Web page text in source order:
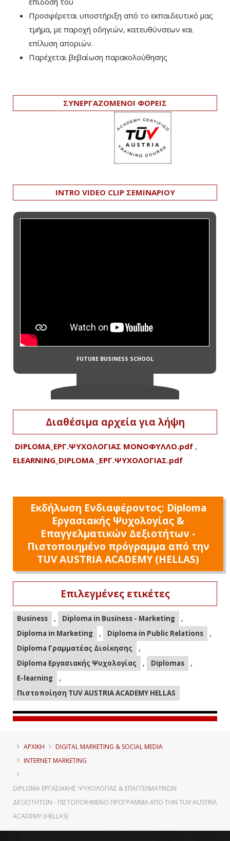
Προσφέρεται υποστήριξη από το εκπαιδευτικό μας
τμήμα, με παροχή οδηγιών, κατευθύνσεων και
επίλυση αποριών.
Παρέχεται βεβαίωση παρακολούθησης
ΣΥΝΕΡΓΑΖΟΜΕΝΟΙ ΦΟΡΕΙΣ
INTRO VIDEO CLIP ΣΕΜΙΝΑΡΙΟΥ
Διαθέσιμα αρχεία για λήψη
DIPLOMA_ΕΡΓ.ΨΥΧΟΛΟΓΙΑΣ ΜΟΝΟΦΥΛΛΟ.pdf ,
ELEARNING_DIPLOMA _ΕΡΓ.ΨΥΧΟΛΟΓΙΑΣ.pdf
Εκδήλωση Ενδιαφέροντος: Diploma
Εργασιακής Ψυχολογίας &
Επαγγελματικών Δεξιοτήτων -
Πιστοποιημένο πρόγραμμα από την
TUV AUSTRIA ACADEMY (HELLAS)
Επιλεγμένες ετικέτες
Business , Diploma in Business - Marketing ,
Diploma in Marketing , Diploma in Public Relations ,
Diploma Γραμματέας Διοίκησης ,
Diploma Εργασιακής Ψυχολογίας , Diplomas ,
E-learning ,
Πιστοποίηση TUV AUSTRIA ACADEMY HELLAS
ΑΡΧΙΚΗ
DIGITAL MARKETING & SOCIAL MEDIA
INTERNET MARKETING
DIPLOMA ΕΡΓΑΣΙΑΚΉΣ ΨΥΧΟΛΟΓΊΑΣ & ΕΠΑΓΓΕΛΜΑΤΙΚΏΝ
ΔΕΞΙΟΤΉΤΩΝ - ΠΙΣΤΟΠΟΙΗΜΈΝΟ ΠΡΌΓΡΑΜΜΑ ΑΠΌ ΤΗΝ TUV AUSTRIA
ACADEMY (HELLAS)